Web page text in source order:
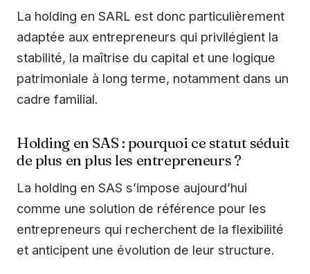
La holding en SARL est donc particulièrement
adaptée aux entrepreneurs qui privilégient la
stabilité, la maîtrise du capital et une logique
patrimoniale à long terme, notamment dans un
cadre familial.
Holding en SAS : pourquoi ce statut séduit
de plus en plus les entrepreneurs ?
La holding en SAS s’impose aujourd’hui
comme une solution de référence pour les
entrepreneurs qui recherchent de la flexibilité
et anticipent une évolution de leur structure.